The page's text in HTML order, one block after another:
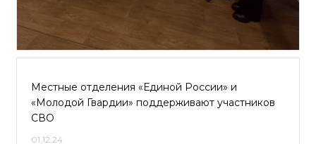
Местные отделения «Единой России» и
«Молодой Гвардии» поддерживают участников
СВО
01.12.24